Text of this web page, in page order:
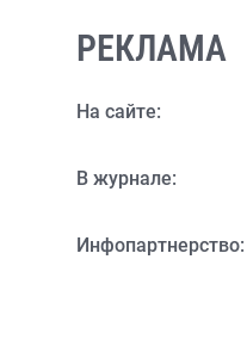
РЕКЛАМА
На сайте:
В журнале:
Инфопартнерство: